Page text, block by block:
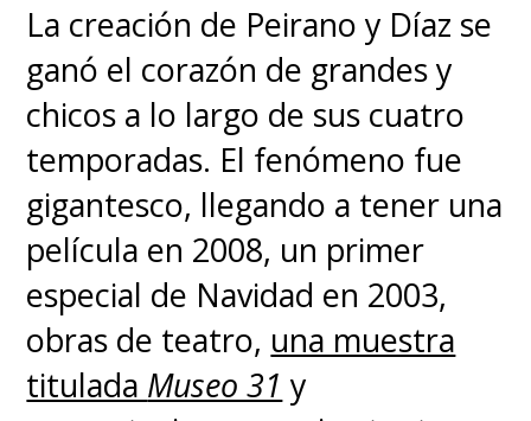
La creación de Peirano y Díaz se
ganó el corazón de grandes y
chicos a lo largo de sus cuatro
temporadas. El fenómeno fue
gigantesco, llegando a tener una
película en 2008, un primer
especial de Navidad en 2003,
obras de teatro, una muestra
titulada Museo 31 y